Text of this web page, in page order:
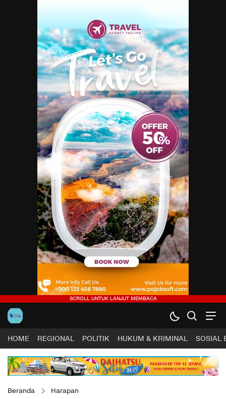
HOME REGIONAL POLITIK HUKUM & KRIMINAL SOSIAL
Beranda Harapan